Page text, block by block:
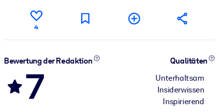
4
Bewertung der Redaktion
7
Qualitäten
Unterhaltsam
Insiderwissen
Inspirierend